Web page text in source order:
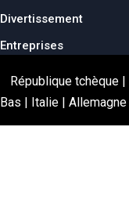
Divertissement
Entreprises
République tchèque |
Bas | Italie | Allemagne